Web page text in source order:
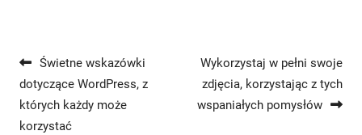
Nawigacja wpisu
Świetne wskazówki
dotyczące WordPress, z
których każdy może
korzystać
Wykorzystaj w pełni swoje
zdjęcia, korzystając z tych
wspaniałych pomysłów